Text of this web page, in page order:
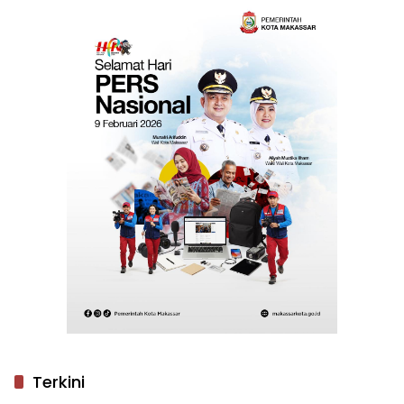
Terkini